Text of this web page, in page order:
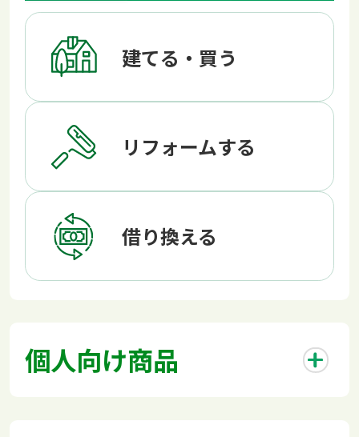
建てる・買う
リフォームする
借り換える
個人向け商品